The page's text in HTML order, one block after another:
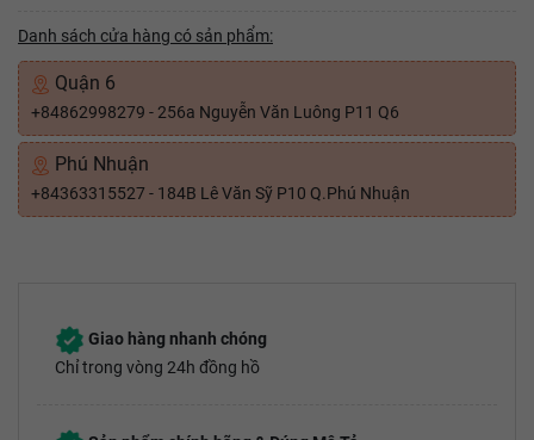
Danh sách cửa hàng có sản phẩm:
Quận 6
+84862998279 - 256a Nguyễn Văn Luông P11 Q6
Phú Nhuận
+84363315527 - 184B Lê Văn Sỹ P10 Q.Phú Nhuận
Giao hàng nhanh chóng
Chỉ trong vòng 24h đồng hồ